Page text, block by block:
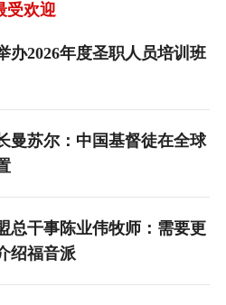
受欢迎
办2026年度圣职人员培训班
曼苏尔：中国基督徒在全球
总干事陈业伟牧师：需要更
绍福音派